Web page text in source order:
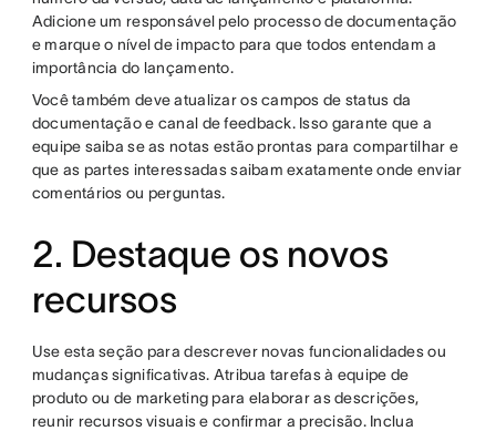
Adicione um responsável pelo processo de documentação
e marque o nível de impacto para que todos entendam a
importância do lançamento.
Você também deve atualizar os campos de status da
documentação e canal de feedback. Isso garante que a
equipe saiba se as notas estão prontas para compartilhar e
que as partes interessadas saibam exatamente onde enviar
comentários ou perguntas.
2. Destaque os novos
recursos
Use esta seção para descrever novas funcionalidades ou
mudanças significativas. Atribua tarefas à equipe de
produto ou de marketing para elaborar as descrições,
reunir recursos visuais e confirmar a precisão. Inclua